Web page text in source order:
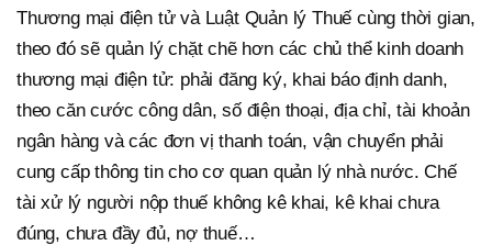
Thương mại điện tử và Luật Quản lý Thuế cùng thời gian,
theo đó sẽ quản lý chặt chẽ hơn các chủ thể kinh doanh
thương mại điện tử: phải đăng ký, khai báo định danh,
theo căn cước công dân, số điện thoại, địa chỉ, tài khoản
ngân hàng và các đơn vị thanh toán, vận chuyển phải
cung cấp thông tin cho cơ quan quản lý nhà nước. Chế
tài xử lý người nộp thuế không kê khai, kê khai chưa
đúng, chưa đầy đủ, nợ thuế…